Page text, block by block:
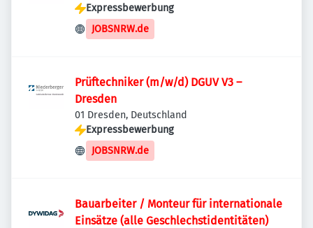
Deutschland
Expressbewerbung
JOBSNRW.de
Prüftechniker (m/w/d) DGUV V3 –
Dresden
01 Dresden, Deutschland
Expressbewerbung
JOBSNRW.de
Bauarbeiter / Monteur für internationale
Einsätze (alle Geschlechstidentitäten)